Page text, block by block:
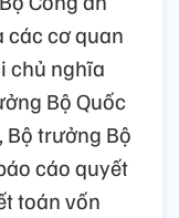
các cơ quan
chủ nghĩa
Bộ Quốc
Bộ trưởng Bộ
cáo quyết
toán vốn